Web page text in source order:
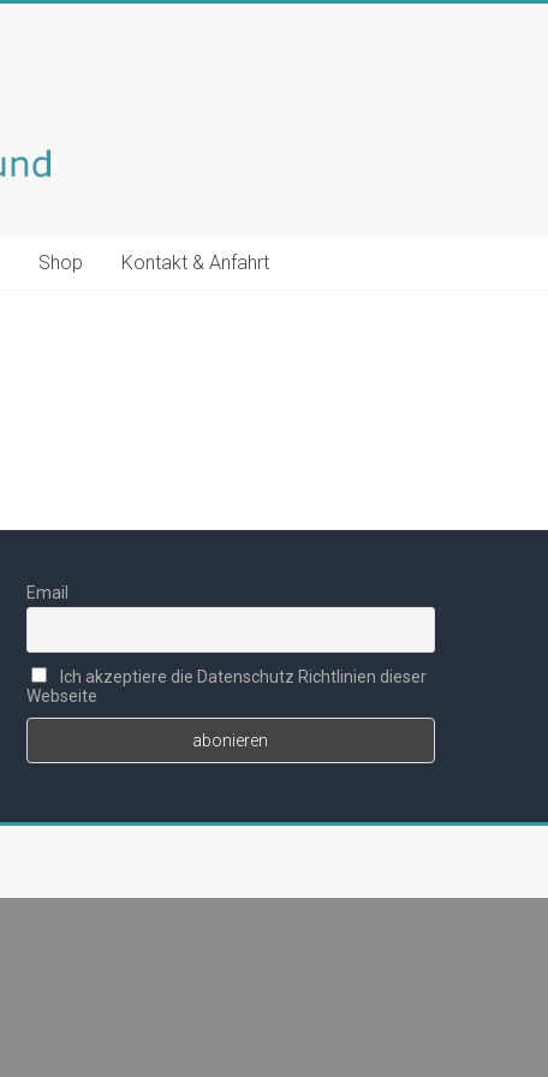
Shop Kontakt & Anfahrt
Email
Ich akzeptiere die Datenschutz Richtlinien dieser
Webseite